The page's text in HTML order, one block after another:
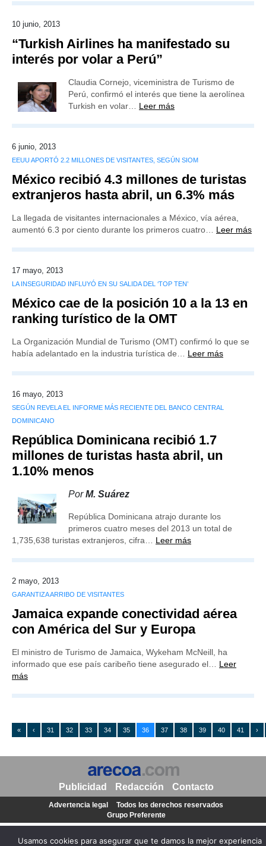
10 junio, 2013
“Turkish Airlines ha manifestado su
interés por volar a Perú”
Claudia Cornejo, viceministra de Turismo de
Perú, confirmó el interés que tiene la aerolínea
Turkish en volar… Leer más
6 junio, 2013
EEUU APORTÓ 2.2 MILLONES DE VISITANTES, SEGÚN SIOM
México recibió 4.3 millones de turistas
extranjeros hasta abril, un 6.3% más
La llegada de visitantes internacionales a México, vía aérea,
aumentó 6.3 por ciento durante los primeros cuatro… Leer más
17 mayo, 2013
LA INSEGURIDAD INFLUYÓ EN SU SALIDA DEL ‘TOP TEN’
México cae de la posición 10 a la 13 en
ranking turístico de la OMT
La Organización Mundial de Turismo (OMT) confirmó lo que se
había adelantado en la industria turística de… Leer más
16 mayo, 2013
SEGÚN REVELA EL INFORME MÁS RECIENTE DEL BANCO CENTRAL
DOMINICANO
República Dominicana recibió 1.7
millones de turistas hasta abril, un
1.10% menos
PorM. Suárez
República Dominicana atrajo durante los
primeros cuatro meses del 2013 un total de
1,735,638 turistas extranjeros, cifra… Leer más
2 mayo, 2013
GARANTIZA ARRIBO DE VISITANTES
Jamaica expande conectividad aérea
con América del Sur y Europa
El ministro de Turismo de Jamaica, Wykeham McNeill, ha
informado que ese país caribeño tiene asegurado el… Leer
más
« ‹ 31 32 33 34 35 36 37 38 39 40 41 ›
Usamos cookies para asegurar que te damos la mejor experiencia
Publicidad Redacción Contacto
Advertencia legal
Todos los derechos reservados
Grupo Preferente